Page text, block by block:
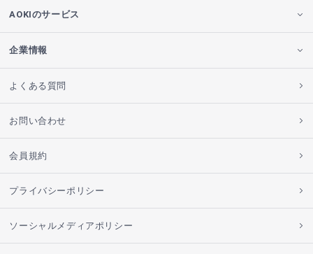
AOKIのサービス
企業情報
よくある質問
お問い合わせ
会員規約
プライバシーポリシー
ソーシャルメディアポリシー